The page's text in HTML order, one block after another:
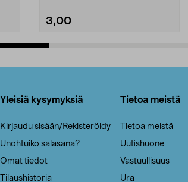
3,00
Yleisiä kysymyksiä
Kirjaudu sisään/Rekisteröidy
Unohtuiko salasana?
Omat tiedot
Tilaushistoria
Tietoa meistä
Tietoa meistä
Uutishuone
Vastuullisuus
Ura